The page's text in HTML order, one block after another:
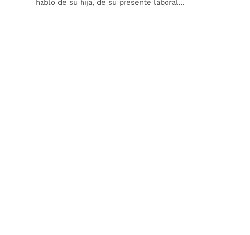
habló de su hija, de su presente laboral…